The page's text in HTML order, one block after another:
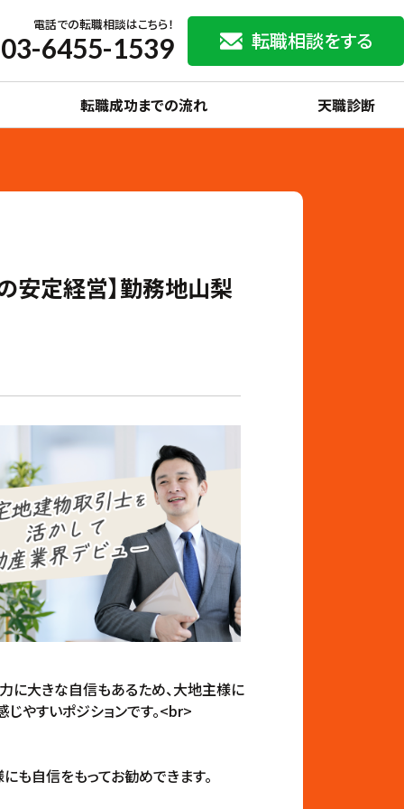
電話での転職相談はこちら！
03-6455-1539 転職相談をする
転職成功までの流れ 天職診断
安定経営】勤務地山梨
に大きな自信もあるため、大地主様に
やすいポジションです。<br>
も自信をもってお勧めできます。